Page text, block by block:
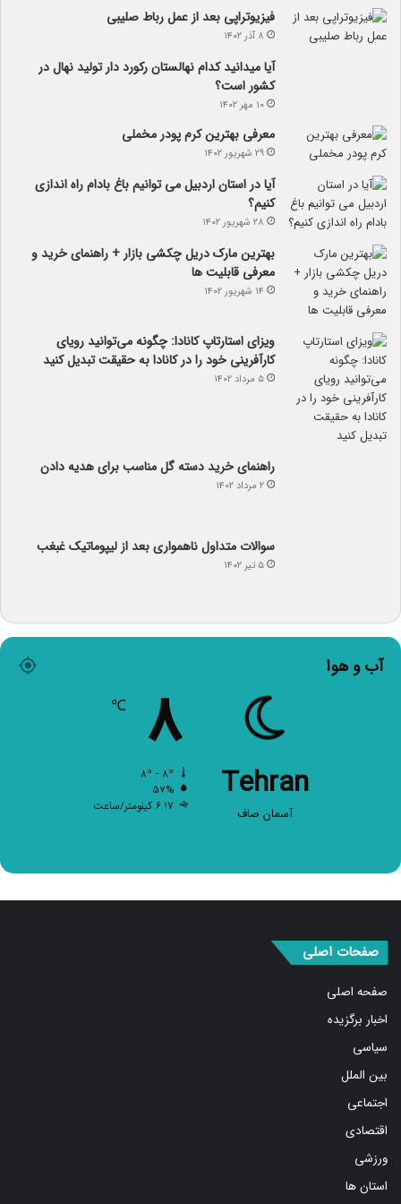
فیزیوتراپی بعد از عمل رباط صلیبی
۸ آذر ۱۴۰۲
آیا می­دانید کدام نهالستان رکورد دار تولید نهال­ در
کشور است؟
۱۰ مهر ۱۴۰۲
معرفی بهترین کرم پودر مخملی
۲۹ شهریور ۱۴۰۲
آیا در استان اردبیل می توانیم باغ بادام راه اندازی
کنیم؟
۲۸ شهریور ۱۴۰۲
بهترین مارک دریل چکشی بازار + راهنمای خرید و
معرفی قابلیت ها
۱۴ شهریور ۱۴۰۲
ویزای استارتاپ کانادا: چگونه می‌توانید رویای
کارآفرینی خود را در کانادا به حقیقت تبدیل کنید
۵ مرداد ۱۴۰۲
راهنمای خرید دسته گل مناسب برای هدیه دادن
۲ مرداد ۱۴۰۲
سوالات متداول ناهمواری بعد از لیپوماتیک غبغب
۵ تیر ۱۴۰۲
آب و هوا
Tehran
آسمان صاف
۸
۵۷%
۶.۱۷ کیلومتر/ساعت
صفحه اصلی
اخبار برگزیده
سیاسی
بین الملل
اجتماعی
اقتصادی
ورزشی
استان ها
فرهنگ و هنر